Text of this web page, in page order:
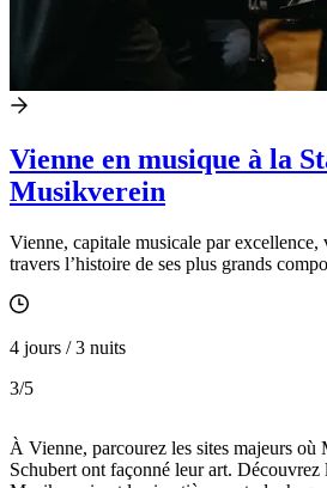
Vienne en musique à la
Musikverein
Vienne, capitale musicale par
travers l’histoire de ses plus grands
4 jours / 3 nuits
3/5
À Vienne, parcourez les sites majeurs où
Schubert ont façonné leur art. Découvrez